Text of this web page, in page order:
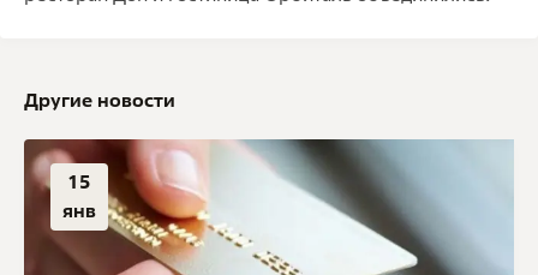
Другие новости
15
янв